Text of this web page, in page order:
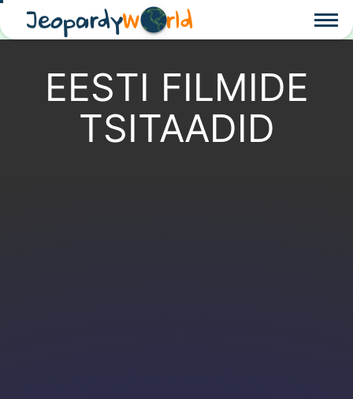
JeopardyW rld
EESTI FILMIDE
TSITAADID